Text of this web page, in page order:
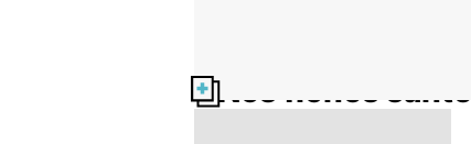
Nos fiches santé